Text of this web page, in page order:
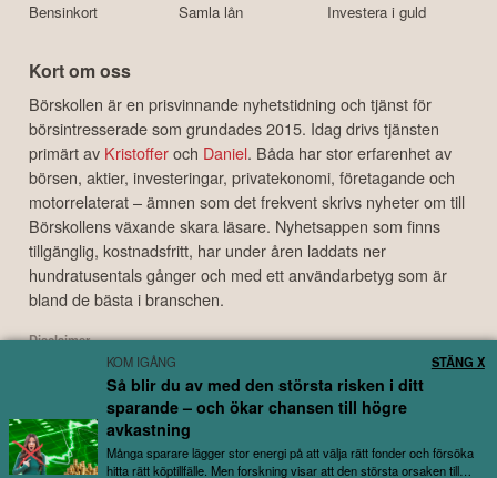
Bensinkort
Samla lån
Investera i guld
Kort om oss
Börskollen är en prisvinnande nyhetstidning och tjänst för
börsintresserade som grundades 2015. Idag drivs tjänsten
primärt av Kristofferoch Daniel. Båda har stor erfarenhet av
börsen, aktier, investeringar, privatekonomi, företagande och
motorrelaterat – ämnen som det frekvent skrivs nyheter om till
Börskollens växande skara läsare. Nyhetsappen som finns
tillgänglig, kostnadsfritt, har under åren laddats ner
hundratusentals gånger och med ett användarbetyg som är
bland de bästa i branschen.
Disclaimer
Börskollen Sverige AB ("Börskollen") är inte finansiella rådgivare, står inte under
finansinspektionens tillsyn och ger inga råd till dig. Detta innebär att
investeringsbeslut baserade på information som direkt eller indirekt härrörande
från Börskollen eller personer med koppling till Börskollen, alltid fattas
självständigt av investeraren. Börskollen frånsäger sig allt ansvar för eventuell
förlust eller skada av vad slag det må vara som grundar sig på användandet av
KOM IGÅNG
Så blir du av med den största risken i ditt
sparande – och ökar chansen till högre
avkastning
Många sparare lägger stor energi på att välja rätt fonder och försöka
hitta rätt köptillfälle. Men forskning visar att den största orsaken till
STÄNG X